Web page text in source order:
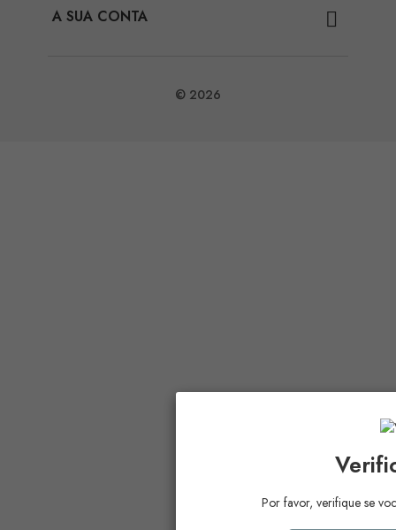
A SUA CONTA 
Por favor, verifique se
© 2026